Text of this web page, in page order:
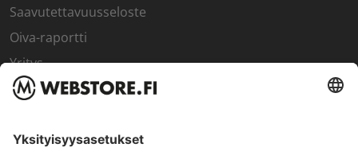
Saavutettavuusseloste
Oiva-raportti
Yritys
SISÄPIIRI
Sisäpiirin bonusohjelma